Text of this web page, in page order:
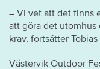
– Vi vet att det finns
att göra det
krav, fortsätter
Västervik Outdoor